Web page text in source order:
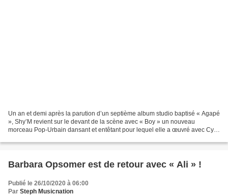
Un an et demi après la parution d’un septième album studio baptisé « Agapé
», Shy’M revient sur le devant de la scène avec « Boy » un nouveau
morceau Pop-Urbain dansant et entêtant pour lequel elle a œuvré avec Cyril
Barbara Opsomer est de retour avec « Ali » !
Publié le 26/10/2020 à 06:00
Par Steph Musicnation